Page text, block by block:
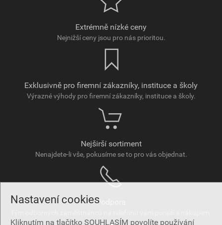
Nastavení cookies
Kliknutím na tlačítko SOUHLASÍM povolíte používání
Extrémně nízké ceny
Nejnižší ceny jsou pro nás prioritou.
Exklusivně pro firemní zákazníky, instituce a školy
Výrazné výhody pro firemní zákazníky, instituce a školy.
Nejširší sortiment
Nenajdete-li vše, pokusíme se to pro vás objednat.
Podpora